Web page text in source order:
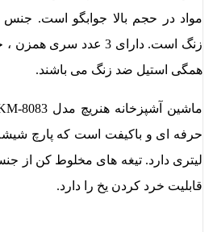
مواد در حجم بالا جوابگو است.
زنگ است. دارای 3 عدد
همگی استیل ضد زنگ می باشند.
لیتری دارد. تیغه های مخلوط کن از
قابلیت خرد کردن یخ را دارد.